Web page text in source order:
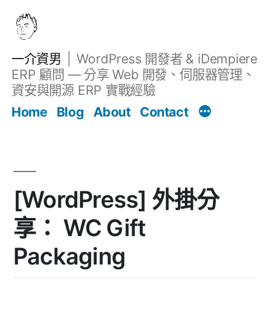
一介資男
WordPress 開發者 & iDempiere
ERP 顧問 — 分享 Web 開發、伺服器管理、
資安與開源 ERP 實戰經驗
Home
Blog About Contact
[WordPress] 外掛分
享： WC Gift
Packaging
文章